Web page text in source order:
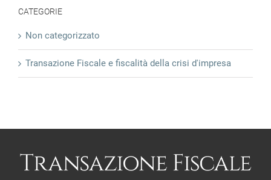
CATEGORIE
Non categorizzato
Transazione Fiscale e fiscalità della crisi d'impresa